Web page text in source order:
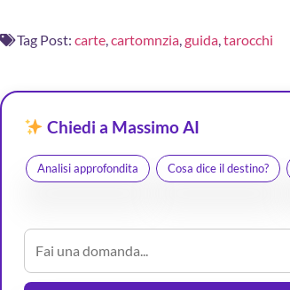
Tag Post: carte,cartomnzia,guida,tarocchi
Chiedi a Massimo AI
Analisi approfondita Cosa dice il destino?